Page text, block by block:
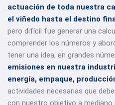
actuación de toda nuestra
el viñedo hasta el destino
pero difícil fue generar una
comprender los números y
tener una idea, en grandes
emisiones en nuestra
energía, empaque,
actividades necesarias que
con nuestro objetivo a mediano